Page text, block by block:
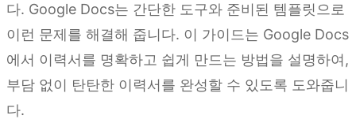
다. Google Docs는 간단한 도구와 준비된 템플릿으로
이런 문제를 해결해 줍니다. 이 가이드는 Google Docs
에서 이력서를 명확하고 쉽게 만드는 방법을 설명하여,
부담 없이 탄탄한 이력서를 완성할 수 있도록 도와줍니
다.